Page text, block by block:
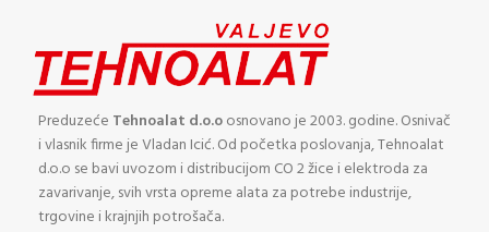
Preduzeće Tehnoalat d.o.oosnovano je 2003. godine. Osnivač
i vlasnik firme je Vladan Icić. Od početka poslovanja, Tehnoalat
d.o.o se bavi uvozom i distribucijom CO 2 žice i elektroda za
zavarivanje, svih vrsta opreme alata za potrebe industrije,
trgovine i krajnjih potrošača.